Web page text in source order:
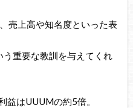
売上高や知名度といった表
重要な教訓を与えてくれ
益はUUUMの約5倍。